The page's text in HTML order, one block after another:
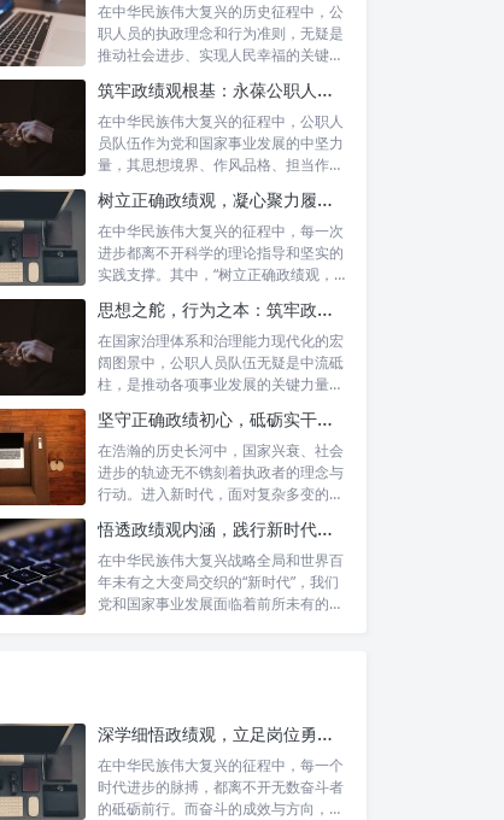
在中华民族伟大复兴的历史征程中，公
职人员的执政理念和行为准则，无疑是
推动社会进步、实现人民幸福的关键所
筑牢政绩观根基：永葆公职人员本色的时代考量与实践路径
在中华民族伟大复兴的征程中，公职人
员队伍作为党和国家事业发展的中坚力
量，其思想境界、作风品格、担当作为
树立正确政绩观，凝心聚力履职尽责：新时代下的治理智慧与实践路径
在中华民族伟大复兴的征程中，每一次
进步都离不开科学的理论指导和坚实的
实践支撑。其中，“树立正确政绩观，凝
思想之舵，行为之本：筑牢政绩观根基，永葆公职人员本色
在国家治理体系和治理能力现代化的宏
阔图景中，公职人员队伍无疑是中流砥
柱，是推动各项事业发展的关键力量。
坚守正确政绩初心，砥砺实干担当精神：新时代高质量发展的核心引擎
在浩瀚的历史长河中，国家兴衰、社会
进步的轨迹无不镌刻着执政者的理念与
行动。进入新时代，面对复杂多变的国
悟透政绩观内涵，践行新时代使命：书写高质量发展的时代答卷
在中华民族伟大复兴战略全局和世界百
年未有之大变局交织的“新时代”，我们
党和国家事业发展面临着前所未有的机
深学细悟政绩观，立足岗位勇争先：新时代奋斗者的思想指引与实践航标
在中华民族伟大复兴的征程中，每一个
时代进步的脉搏，都离不开无数奋斗者
的砥砺前行。而奋斗的成效与方向，又